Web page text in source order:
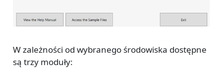
W zależności od wybranego środowiska dostępne
są trzy moduły: